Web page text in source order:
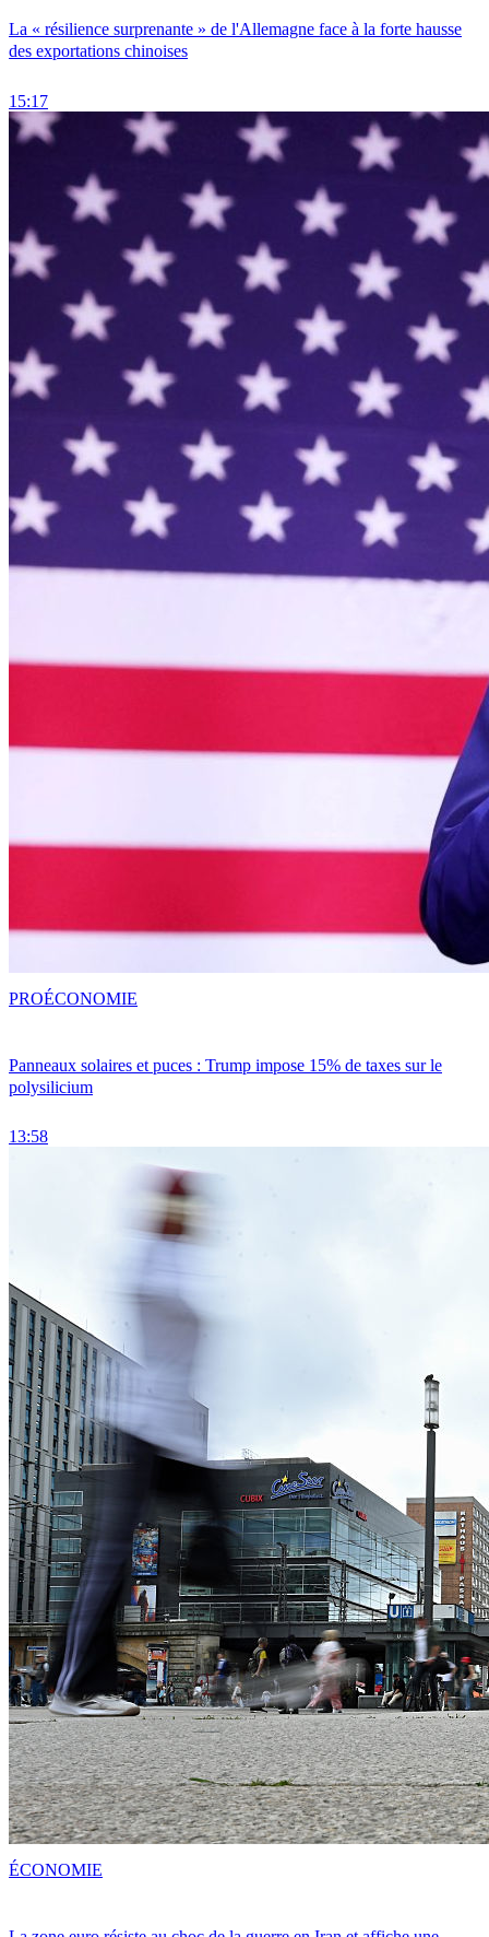
La « résilience surprenante » de l'Allemagne face à la forte hausse
des exportations chinoises
15:17
Panneaux solaires et puces : Trump impose 15% de taxes sur le
polysilicium
13:58
PROÉCONOMIE
ÉCONOMIE